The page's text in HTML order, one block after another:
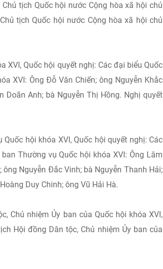
tịch Quốc hội nước Cộng hòa xã hội chủ
tịch Quốc hội nước Cộng hòa xã hội chủ
XVI, Quốc hội quyết nghị: Các đại biểu Quốc
XVI: Ông Đỗ Văn Chiến; ông Nguyễn Khắc
Doãn Anh; bà Nguyễn Thị Hồng. Nghị quyết
hội khóa XVI, Quốc hội quyết nghị: Các
Thường vụ Quốc hội khóa XVI: Ông Lâm
Nguyễn Đắc Vinh; bà Nguyễn Thanh Hải;
Duy Chinh; ông Vũ Hải Hà.
Chủ nhiệm Ủy ban của Quốc hội khóa XVI,
Hội đồng Dân tộc, Chủ nhiệm Ủy ban của